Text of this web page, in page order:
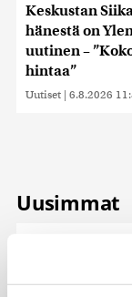
Keskustan
hänestä on
uutinen –
hintaa”
Uutiset | 6.8.2026
Uusimmat
itselleen